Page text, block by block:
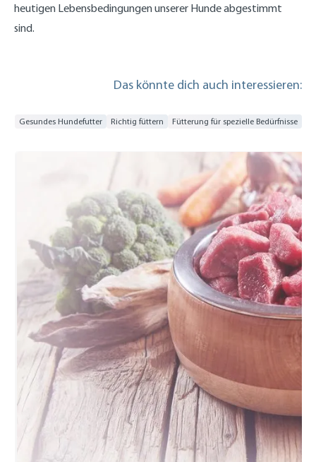
heutigen Lebensbedingungen unserer Hunde abgestimmt
sind.
Das könnte dich auch interessieren:
Gesundes Hundefutter Richtig füttern Fütterung für spezielle Bedürfnisse